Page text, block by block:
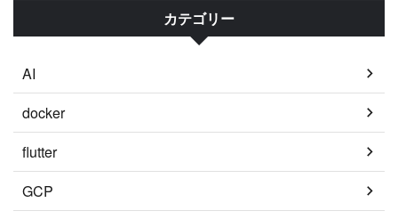
カテゴリー
AI
docker
flutter
GCP